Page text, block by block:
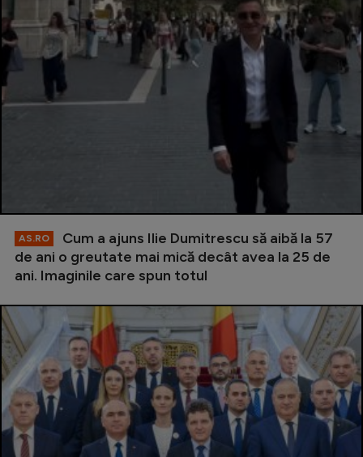
AS.RO
Cum a ajuns Ilie Dumitrescu să aibă la 57
de ani o greutate mai mică decât avea la 25 de
ani. Imaginile care spun totul